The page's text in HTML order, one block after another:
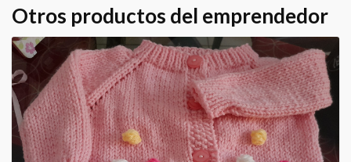
Otros productos del emprendedor